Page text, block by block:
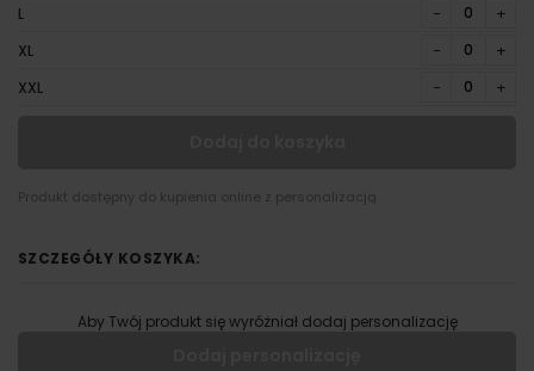
L − +
XL − +
XXL − +
Produkt dostępny do kupienia online z personalizacją
SZCZEGÓŁY KOSZYKA:
Aby Twój produkt się wyróżniał dodaj personalizację